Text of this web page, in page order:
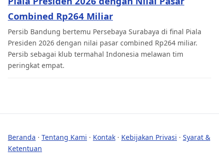
Combined Rp264 Miliar
Persib Bandung bertemu Persebaya Surabaya di final Piala
Presiden 2026 dengan nilai pasar combined Rp264 miliar.
Persib sebagai klub termahal Indonesia melawan tim
peringkat empat.
Beranda · Tentang Kami · Kontak · Kebijakan Privasi · Syarat &
Ketentuan